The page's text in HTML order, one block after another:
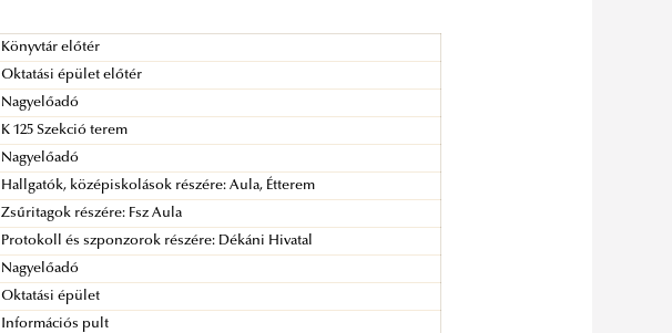
Könyvtár előtér
Oktatási épület előtér
Nagyelőadó
K 125 Szekció terem
Nagyelőadó
Hallgatók, középiskolások részére: Aula, Étterem
Zsűritagok részére: Fsz Aula
Protokoll és szponzorok részére: Dékáni Hivatal
Nagyelőadó
Oktatási épület
Információs pult